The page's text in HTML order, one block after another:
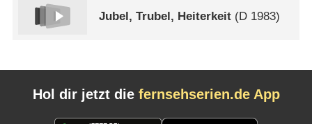
Jubel, Trubel, Heiterkeit (D 1983)
Hol dir jetzt die fernsehserien.de App